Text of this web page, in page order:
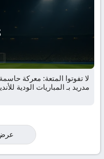
لا تفوتوا المتعة: معركة
مدريد بـ المباريات الودية